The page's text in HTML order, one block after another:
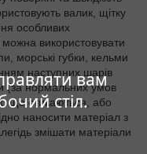
вам
стіл.
валик, щітку
особливих
використовувати
морські губки, кельми
наступних шарів
(за нормальних умов
що стикаються, або
наносити матеріал з
змішати матеріали